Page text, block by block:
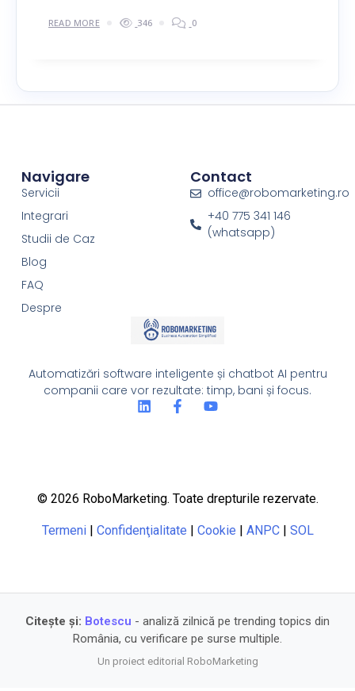
READ MORE 346 0
Automatizări software inteligente și chatbot AI pentru
companii care vor rezultate: timp, bani și focus.
Navigare
Servicii
Integrari
Studii de Caz
Blog
FAQ
Despre
Contact
office@robomarketing.ro
+40 775 341 146
(whatsapp)
© 2026 RoboMarketing. Toate drepturile rezervate.
Termeni| Confidenţialitate Cookie ANPC| SOL
Citește și: Botescu - analiză zilnică pe trending topics din
România, cu verificare pe surse multiple.
Un proiect editorial RoboMarketing